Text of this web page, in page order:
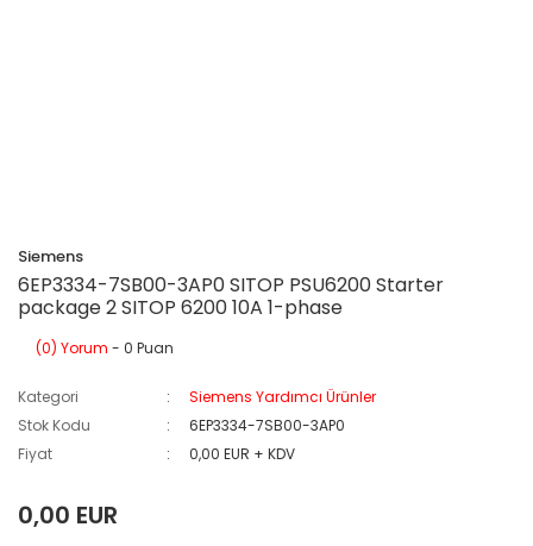
Siemens
6EP3334-7SB00-3AP0 SITOP PSU6200 Starter
package 2 SITOP 6200 10A 1-phase
(0) Yorum - 0 Puan
Kategori
Siemens Yardımcı Ürünler
Stok Kodu
6EP3334-7SB00-3AP0
Fiyat
0,00 EUR + KDV
0,00 EUR